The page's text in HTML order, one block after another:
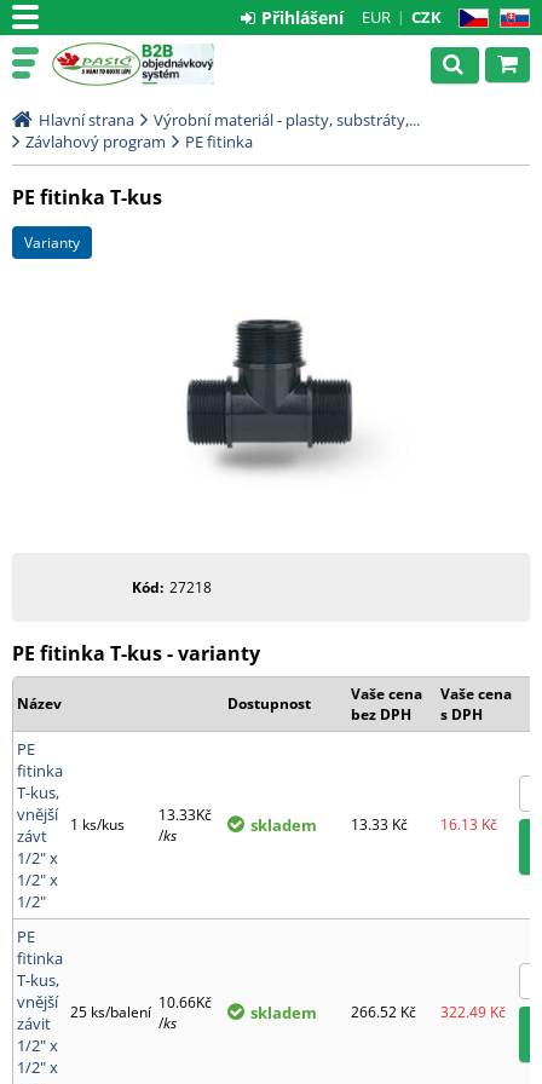
CZ SK
EUR CZK
Přihlášení
Hlavní strana
Výrobní materiál - plasty, substráty,...
Závlahový program
PE fitinka
PE fitinka T-kus
varianty
Kód 27218
PE fitinka T-kus - varianty
Název Dostupnost
Vaše cena
bez DPH
Vaše cena
s DPH
PE
fitinka
T-kus,
vnější
závt
1/2" x
1/2" x
1/2"
1 ks/kus
13.33Kč
/ks skladem 13.33 Kč 16.13 Kč
PE
fitinka
T-kus,
vnější
závit
1/2" x
1/2" x
25 ks/balení 10.66Kč
/ks skladem 266.52 Kč 322.49 Kč